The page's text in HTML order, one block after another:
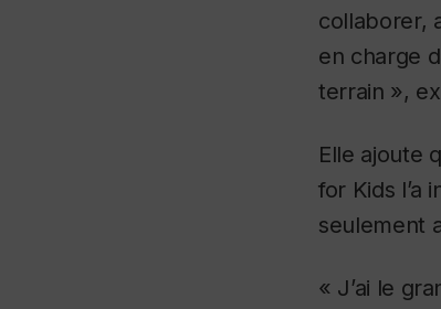
collaborer,
en charge
terrain »,
Elle ajoute
for Kids l’a
seulement
« J’ai le